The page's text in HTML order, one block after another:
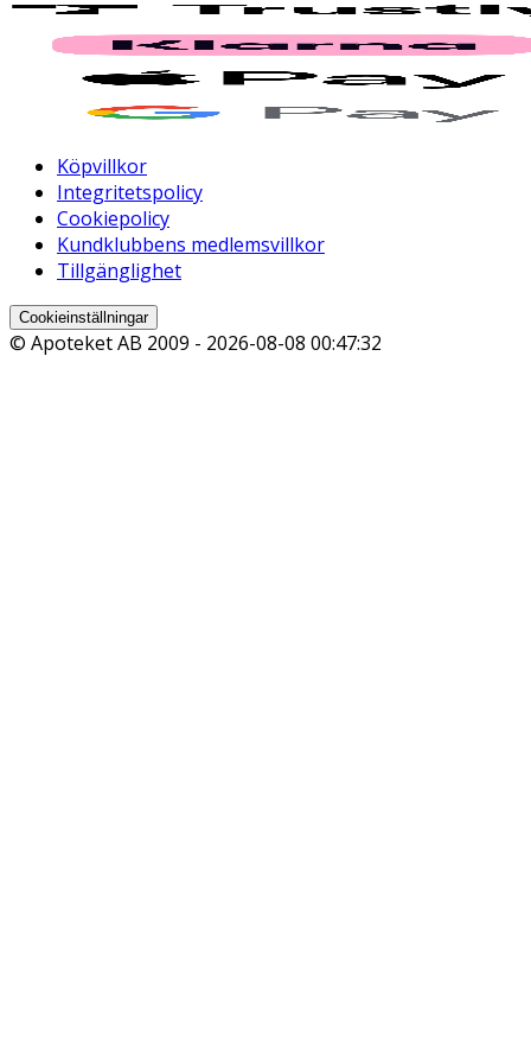
Köpvillkor
Integritetspolicy
Cookiepolicy
Kundklubbens medlemsvillkor
Tillgänglighet
Cookieinställningar
© Apoteket AB 2009 - 2026-08-08 00:47:32